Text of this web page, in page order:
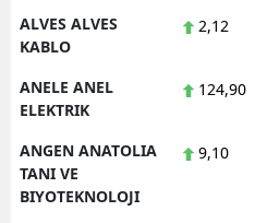
ALVES ALVES
KABLO
2,12
ANELE ANEL
ELEKTRIK
124,90
ANGEN ANATOLIA
TANI VE
BIYOTEKNOLOJI
9,10